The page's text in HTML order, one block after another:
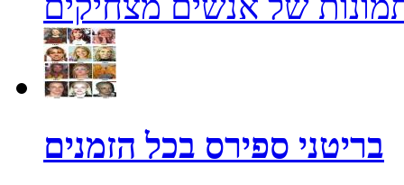
בריטני ספירס בכל הזמנים